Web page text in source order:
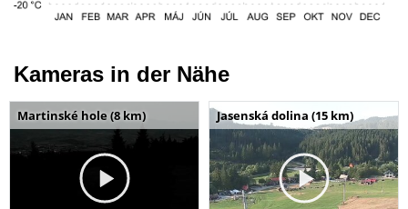
Kameras in der Nähe
Martinské hole (8 km) Jasenská dolina (15 km)